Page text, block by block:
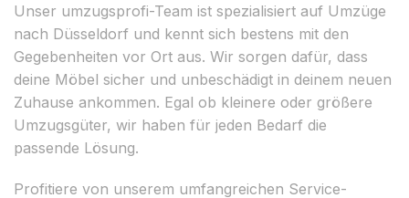
Unser umzugsprofi-Team ist spezialisiert auf Umzüge
nach Düsseldorf und kennt sich bestens mit den
Gegebenheiten vor Ort aus. Wir sorgen dafür, dass
deine Möbel sicher und unbeschädigt in deinem neuen
Zuhause ankommen. Egal ob kleinere oder größere
Umzugsgüter, wir haben für jeden Bedarf die
passende Lösung.
Profitiere von unserem umfangreichen Service-